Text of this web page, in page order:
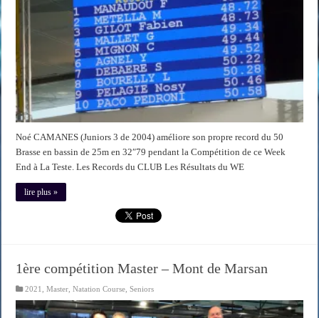
Noé CAMANES (Juniors 3 de 2004) améliore son propre record du 50
Brasse en bassin de 25m en 32″79 pendant la Compétition de ce Week
End à La Teste. Les Records du CLUB Les Résultats du WE
lire plus »
1ère compétition Master – Mont de Marsan
2021 ,Master ,Natation Course ,Seniors